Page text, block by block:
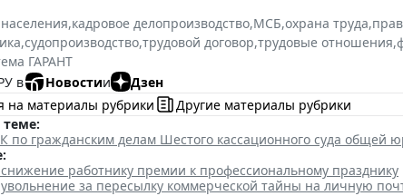
,кадровое делопроизводство,МСБ,охрана труда,
,судопроизводство,трудовой договор,трудовые отношения,
ГАРАНТ
в
Новостии
Дзен
на материалы рубрики
Другие материалы рубрики
по гражданским делам Шестого кассационного суда общей
снижение работнику премии к профессиональному празднику
увольнение за пересылку коммерческой тайны на личную